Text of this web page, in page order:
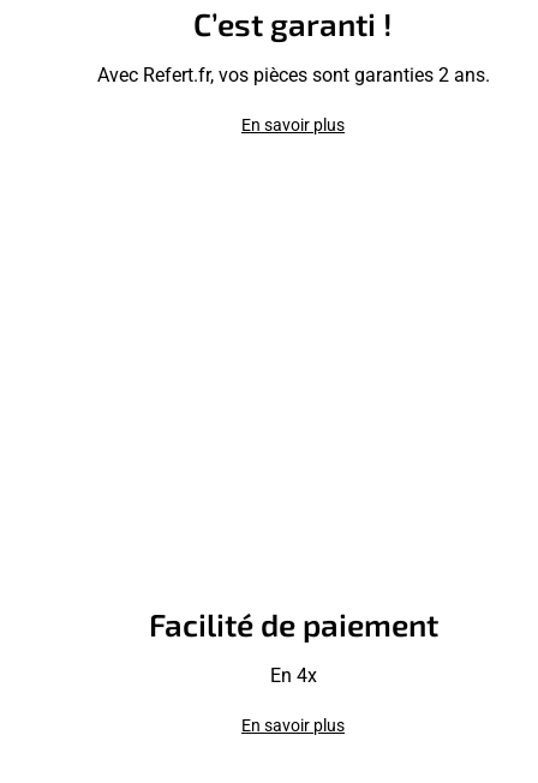
C’est garanti !
Avec Refert.fr, vos pièces sont garanties 2 ans.
En savoir plus
Facilité de paiement
En 4x
En savoir plus